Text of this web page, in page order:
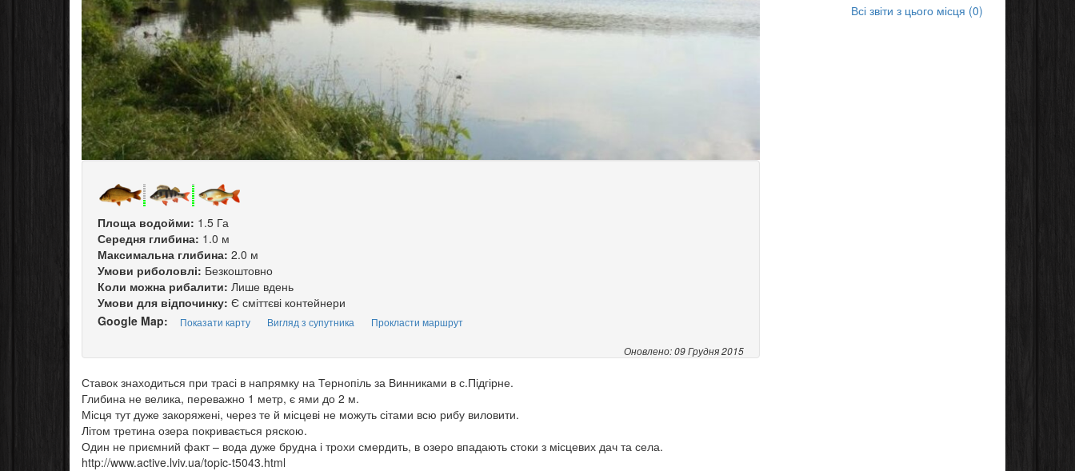
Площа водойми: 1.5 Га
Середня глибина: 1.0 м
Максимальна глибина: 2.0 м
Умови риболовлі: Безкоштовно
Коли можна рибалити: Лише вдень
Умови для відпочинку: Є сміттєві контейнери
Google Map:
Показати карту Вигляд з супутника Прокласти маршрут
Оновлено: 09 Грудня 2015
Ставок знаходиться при трасі в напрямку на Тернопіль за Винниками в с.Підгірне.
Глибина не велика, переважно 1 метр, є ями до 2 м.
Місця тут дуже закоряжені, через те й місцеві не можуть сітами всю рибу виловити.
Літом третина озера покривається ряскою.
Один не приємний факт – вода дуже брудна і трохи смердить, в озеро впадають стоки з місцевих дач та села.
http://www.active.lviv.ua/topic-t5043.html
Всі звіти з цього місця (0)